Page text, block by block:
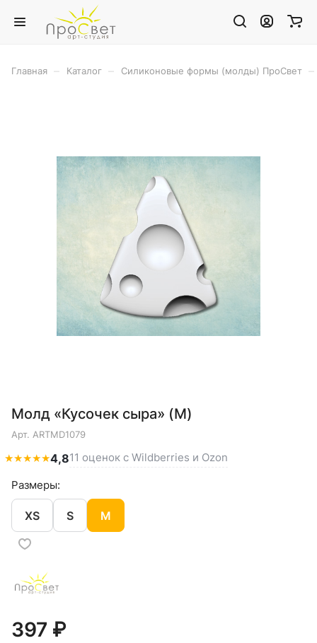
Главная Каталог Силиконовые формы (молды) ПроСвет
Молд «Кусочек сыра» (M)
Арт. ARTMD1079
★★★★★4,811 оценок с Wildberries и Ozon
Размеры:
XS S M
397 ₽